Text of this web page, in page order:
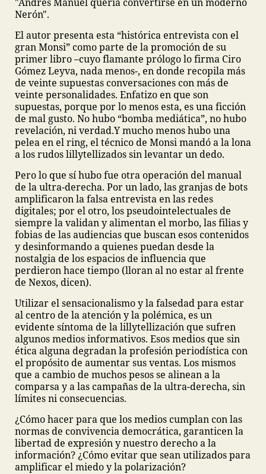
Nerón".
El autor presenta esta “histórica entrevista con el
gran Monsi” como parte de la promoción de su
primer libro –cuyo flamante prólogo lo firma Ciro
Gómez Leyva, nada menos-, en donde recopila más
de veinte supuestas conversaciones con más de
veinte personalidades. Enfatizo en que son
supuestas, porque por lo menos esta, es una ficción
de mal gusto. No hubo “bomba mediática”, no hubo
revelación, ni verdad.Y mucho menos hubo una
pelea en el ring, el técnico de Monsi mandó a la lona
a los rudos lillytellizados sin levantar un dedo.
Pero lo que sí hubo fue otra operación del manual
de la ultra-derecha. Por un lado, las granjas de bots
amplificaron la falsa entrevista en las redes
digitales; por el otro, los pseudointelectuales de
siempre la validan y alimentan el morbo, las filias y
fobias de las audiencias que buscan esos contenidos
y desinformando a quienes puedan desde la
nostalgia de los espacios de influencia que
perdieron hace tiempo (lloran al no estar al frente
de Nexos, dicen).
Utilizar el sensacionalismo y la falsedad para estar
al centro de la atención y la polémica, es un
evidente síntoma de la lillytellización que sufren
algunos medios informativos. Esos medios que sin
ética alguna degradan la profesión periodística con
el propósito de aumentar sus ventas. Los mismos
que a cambio de muchos pesos se alinean a la
comparsa y a las campañas de la ultra-derecha, sin
límites ni consecuencias.
¿Cómo hacer para que los medios cumplan con las
normas de convivencia democrática, garanticen la
libertad de expresión y nuestro derecho a la
información? ¿Cómo evitar que sean utilizados para
amplificar el miedo y la polarización?